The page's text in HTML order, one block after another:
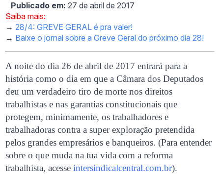
Publicado em: 27 de abril de 2017
Saiba mais:
→28/4: GREVE GERAL é pra valer!
→ Baixe o jornal sobre a Greve Geral do próximo dia 28!
A noite do dia 26 de abril de 2017 entrará para a
história como o dia em que a Câmara dos Deputados
deu um verdadeiro tiro de morte nos direitos
trabalhistas e nas garantias constitucionais que
protegem, minimamente, os trabalhadores e
trabalhadoras contra a super exploração pretendida
pelos grandes empresários e banqueiros. (Para entender
sobre o que muda na tua vida com a reforma
trabalhista, acesseintersindicalcentral.com.br).